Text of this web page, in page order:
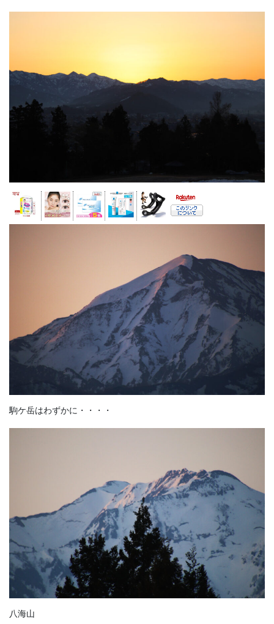
駒ケ岳はわずかに・・・・
八海山